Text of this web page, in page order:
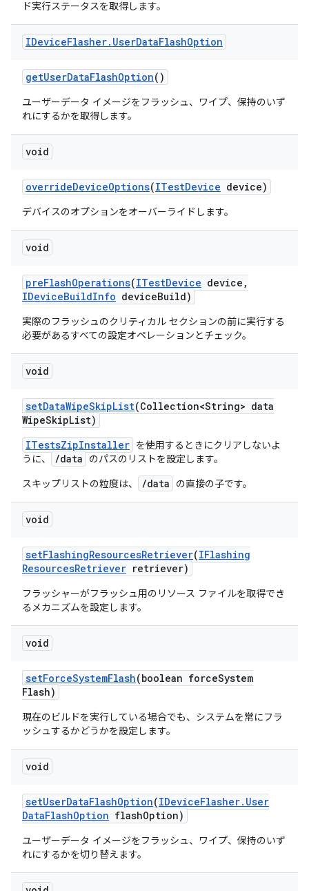
ド実行ステータスを取得します。
IDeviceFlasher. UserDataFlashOption
getUserDataFlashOption()
ユーザーデータ イメージをフラッシュ、ワイプ、保持のいず
れにするかを取得します。
void
overrideDeviceOptions(ITestDevice device)
デバイスのオプションをオーバーライドします。
void
preFlashOperations(ITestDevice device ,
IDeviceBuildInfo deviceBuild)
実際のフラッシュのクリティカル セクションの前に実行する
必要があるすべての設定オペレーションとチェック。
void
setDataWipeSkipList(Collection<String> data
WipeSkipList)
ITestsZipInstaller を使用するときにクリアしないよ
うに、
/data
のパスのリストを設定します。
スキップリストの粒度は、
/data の直接の子です。
void
setFlashingResourcesRetriever(IFlashing
ResourcesRetriever retriever)
フラッシャーがフラッシュ用のリソース ファイルを取得でき
るメカニズムを設定します。
void
setForceSystemFlash(boolean forceSystem
Flash)
現在のビルドを実行している場合でも、システムを常にフラ
ッシュするかどうかを設定します。
void
setUserDataFlashOption(IDeviceFlasher. User
DataFlashOption flashOption)
ユーザーデータ イメージをフラッシュ、ワイプ、保持のいず
れにするかを切り替えます。